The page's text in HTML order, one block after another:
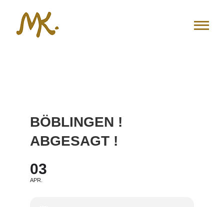
springen
BÖBLINGEN !
ABGESAGT !
03
APR.